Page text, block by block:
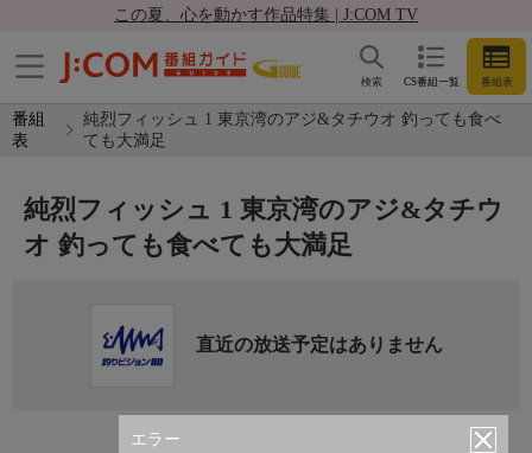
この夏、心を動かす作品特集 | J:COM TV
CS番組一覧 番組表
検索
番組
表
純烈フィッシュ 1 東京湾のアジ&タチウオ 釣っても食べ
ても大満足
エラー
純烈フィッシュ 1 東京湾のアジ&タチウ
オ 釣っても食べても大満足
直近の放送予定はありません